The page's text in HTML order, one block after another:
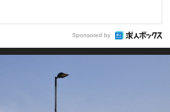
Sponsored by